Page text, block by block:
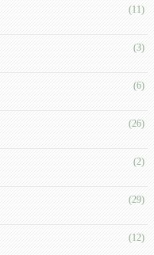
(11)
(3)
(6)
(26)
(2)
(29)
(12)